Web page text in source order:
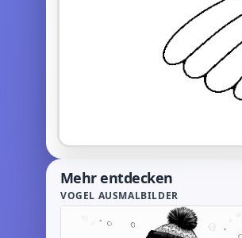
Mehr entdecken
VOGEL AUSMALBILDER